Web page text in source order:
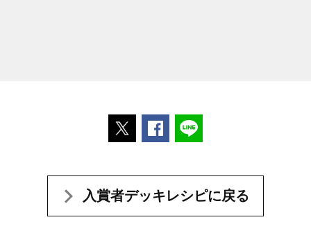
ポストするFacebookでシェアする
入賞者デッキレシピに戻る